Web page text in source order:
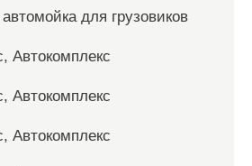
для грузовиков
Автокомплекс
Автокомплекс
Автокомплекс